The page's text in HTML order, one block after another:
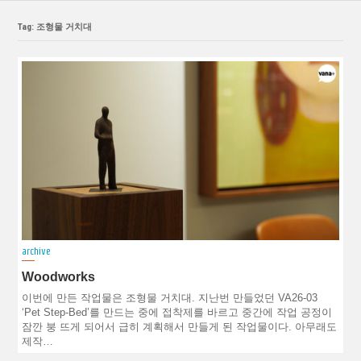
Tag: 조형물 거치대
archive
Woodworks
이번에 만든 작업물은 조형물 거치대. 지난번 만들었던 VA26-03
‘Pet Step-Bed’를 만드는 중에 접착제를 바르고 중간에 작업 공정이
잠깐 붕 뜨게 되어서 급히 계획해서 만들게 된 작업물이다. 아무래도
제작…